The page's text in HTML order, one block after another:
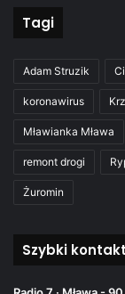
Tagi
Adam Struzik
koronawirus
Mławianka Mława
remont drogi
Żuromin
Szybki kontakt